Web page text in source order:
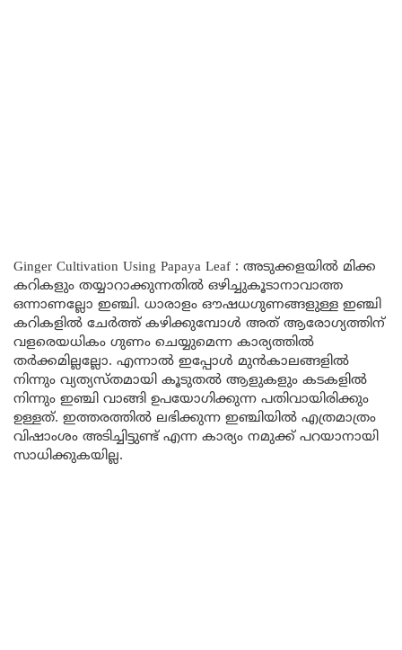
Ginger Cultivation Using Papaya Leaf : അടുക്കളയിൽ മിക്ക
കറികളും തയ്യാറാക്കുന്നതിൽ ഒഴിച്ചുകൂടാനാവാത്ത
ഒന്നാണല്ലോ ഇഞ്ചി. ധാരാളം ഔഷധഗുണങ്ങളുള്ള ഇഞ്ചി
കറികളിൽ ചേർത്ത് കഴിക്കുമ്പോൾ അത് ആരോഗ്യത്തിന്
വളരെയധികം ഗുണം ചെയ്യുമെന്ന കാര്യത്തിൽ
തർക്കമില്ലല്ലോ. എന്നാൽ ഇപ്പോൾ മുൻകാലങ്ങളിൽ
നിന്നും വ്യത്യസ്തമായി കൂടുതൽ ആളുകളും കടകളിൽ
നിന്നും ഇഞ്ചി വാങ്ങി ഉപയോഗിക്കുന്ന പതിവായിരിക്കും
ഉള്ളത്. ഇത്തരത്തിൽ ലഭിക്കുന്ന ഇഞ്ചിയിൽ എത്രമാത്രം
വിഷാംശം അടിച്ചിട്ടുണ്ട് എന്ന കാര്യം നമുക്ക് പറയാനായി
സാധിക്കുകയില്ല.